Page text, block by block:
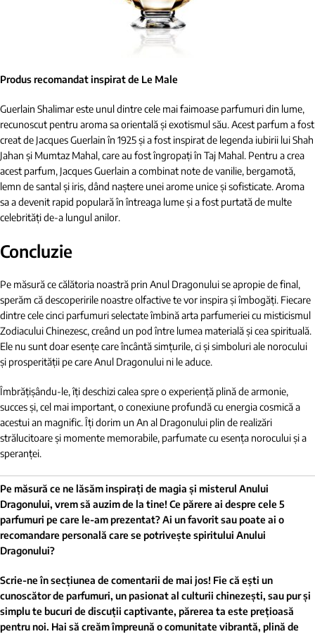
Produs recomandat inspirat de Le Male
Guerlain Shalimar este unul dintre cele mai faimoase parfumuri din lume,
recunoscut pentru aroma sa orientală și exotismul său. Acest parfum a fost
creat de Jacques Guerlain în 1925 și a fost inspirat de legenda iubirii lui Shah
Jahan și Mumtaz Mahal, care au fost îngropați în Taj Mahal. Pentru a crea
acest parfum, Jacques Guerlain a combinat note de vanilie, bergamotă,
lemn de santal și iris, dând naștere unei arome unice și sofisticate. Aroma
sa a devenit rapid populară în întreaga lume și a fost purtată de multe
celebrități de-a lungul anilor.
Concluzie
Pe măsură ce călătoria noastră prin Anul Dragonului se apropie de final,
sperăm că descoperirile noastre olfactive te vor inspira și îmbogăți. Fiecare
dintre cele cinci parfumuri selectate îmbină arta parfumeriei cu misticismul
Zodiacului Chinezesc, creând un pod între lumea materială și cea spirituală.
Ele nu sunt doar esențe care încântă simțurile, ci și simboluri ale norocului
și prosperității pe care Anul Dragonului ni le aduce.
Îmbrățișându-le, îți deschizi calea spre o experiență plină de armonie,
succes și, cel mai important, o conexiune profundă cu energia cosmică a
acestui an magnific. Îți dorim un An al Dragonului plin de realizări
strălucitoare și momente memorabile, parfumate cu esența norocului și a
speranței.
Pe măsură ce ne lăsăm inspirați de magia și misterul Anului
Dragonului, vrem să auzim de la tine! Ce părere ai despre cele 5
parfumuri pe care le-am prezentat? Ai un favorit sau poate ai o
recomandare personală care se potrivește spiritului Anului
Dragonului?
Scrie-ne în secțiunea de comentarii de mai jos! Fie că ești un
cunoscător de parfumuri, un pasionat al culturii chinezești, sau pur și
simplu te bucuri de discuții captivante, părerea ta este prețioasă
pentru noi. Hai să creăm împreună o comunitate vibrantă, plină de